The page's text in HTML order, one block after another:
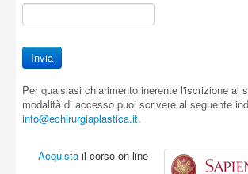
Per qualsiasi chiarimento inerente l'iscrizione al
modalità di accesso puoi scrivere al seguente
info@echirurgiaplastica.it.
Acquista il corso on-line